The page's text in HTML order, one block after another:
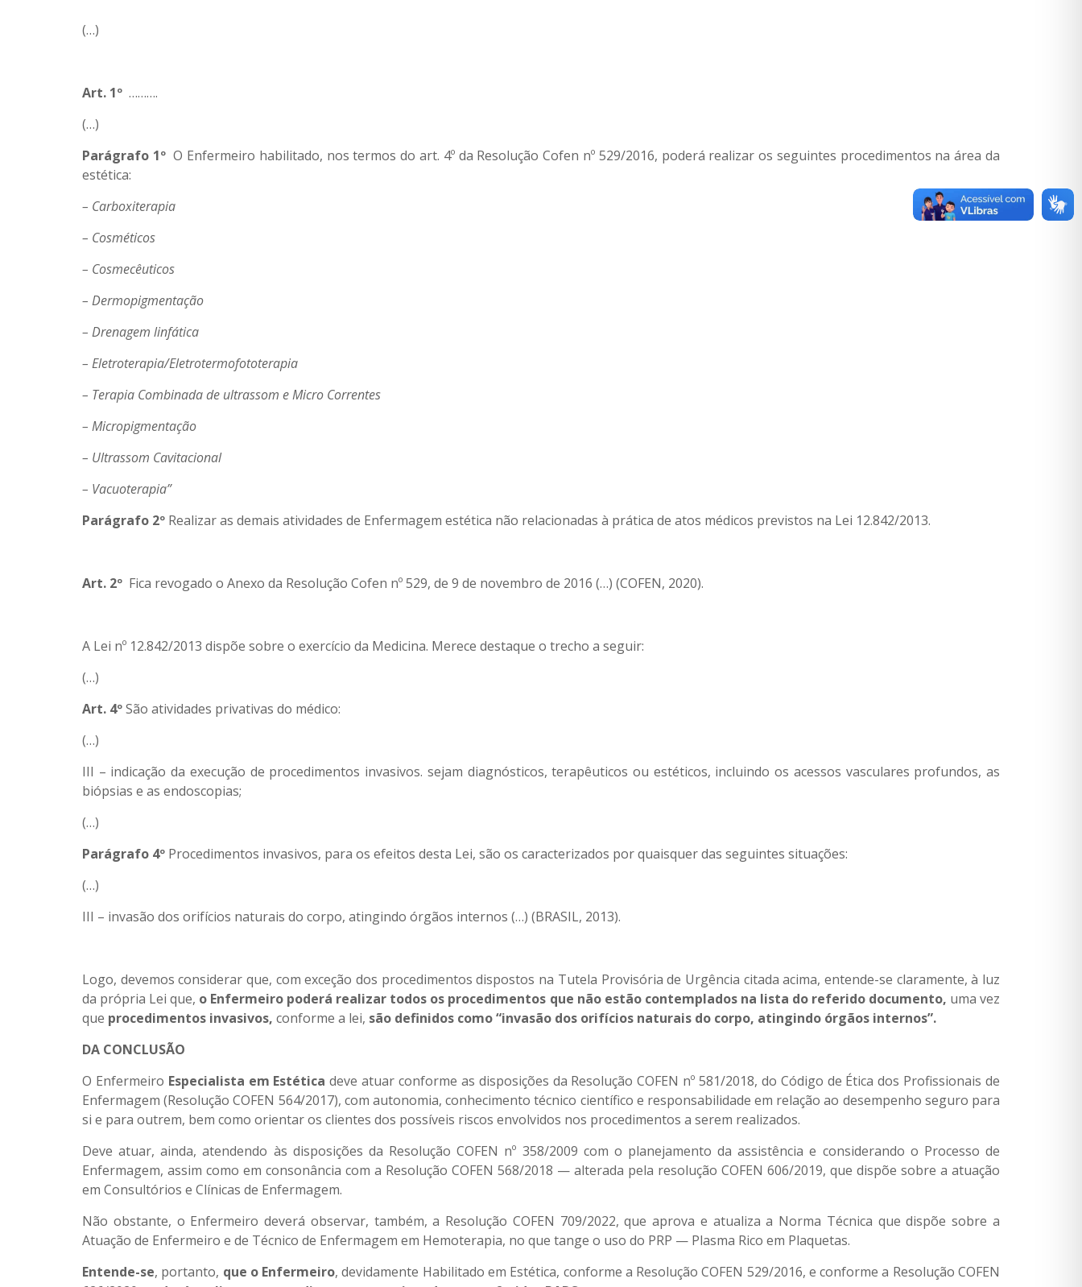
(…)
Art. 1º ……….
(…)
Parágrafo 1º O Enfermeiro habilitado, nos termos do art. 4º da Resolução Cofen nº 529/2016, poderá realizar os seguintes procedimentos na área da
estética:
– Carboxiterapia
– Cosméticos
– Cosmecêuticos
– Dermopigmentação
– Drenagem linfática
– Eletroterapia/Eletrotermofototerapia
– Terapia Combinada de ultrassom e Micro Correntes
– Micropigmentação
– Ultrassom Cavitacional
– Vacuoterapia”
Parágrafo 2º Realizar as demais atividades de Enfermagem estética não relacionadas à prática de atos médicos previstos na Lei 12.842/2013.
Art. 2º Fica revogado o Anexo da Resolução Cofen nº 529, de 9 de novembro de 2016 (…) (COFEN, 2020).
A Lei nº 12.842/2013 dispõe sobre o exercício da Medicina. Merece destaque o trecho a seguir:
(…)
Art. 4ºSão atividades privativas do médico:
(…)
III – indicação da execução de procedimentos invasivos. sejam diagnósticos, terapêuticos ou estéticos, incluindo os acessos vasculares profundos, as
biópsias e as endoscopias;
(…)
Parágrafo 4º Procedimentos invasivos, para os efeitos desta Lei, são os caracterizados por quaisquer das seguintes situações:
(…)
III – invasão dos orifícios naturais do corpo, atingindo órgãos internos (…) (BRASIL, 2013).
Logo, devemos considerar que, com exceção dos procedimentos dispostos na Tutela Provisória de Urgência citada acima, entende-se claramente, à luz
da própria Lei que, o Enfermeiro poderá realizar todos os procedimentos que não estão contemplados na lista do referido documento, uma vez
que procedimentos invasivos, conforme a lei, são definidos como “invasão dos orifícios naturais do corpo, atingindo órgãos internos”.
DA CONCLUSÃO
O Enfermeiro Especialista em Estética deve atuar conforme as disposições da Resolução COFEN nº 581/2018, do Código de Ética dos Profissionais de
Enfermagem (Resolução COFEN 564/2017), com autonomia, conhecimento técnico científico e responsabilidade em relação ao desempenho seguro para
si e para outrem, bem como orientar os clientes dos possíveis riscos envolvidos nos procedimentos a serem realizados.
Deve atuar, ainda, atendendo às disposições da Resolução COFEN nº 358/2009 com o planejamento da assistência e considerando o Processo de
Enfermagem, assim como em consonância com a Resolução COFEN 568/2018 — alterada pela resolução COFEN 606/2019, que dispõe sobre a atuação
em Consultórios e Clínicas de Enfermagem.
Não obstante, o Enfermeiro deverá observar, também, a Resolução COFEN 709/2022, que aprova e atualiza a Norma Técnica que dispõe sobre a
Atuação de Enfermeiro e de Técnico de Enfermagem em Hemoterapia, no que tange o uso do PRP — Plasma Rico em Plaquetas.
Entende-se, portanto, que o Enfermeiro, devidamente Habilitado em Estética, conforme a Resolução COFEN 529/2016, e conforme a Resolução COFEN